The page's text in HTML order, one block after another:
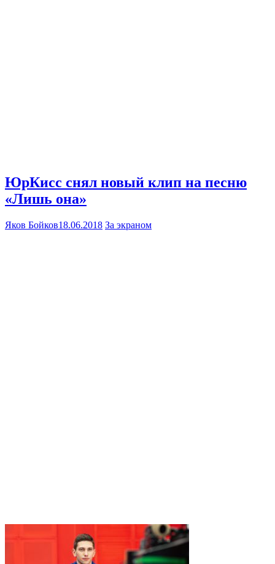
ЮрКисс снял новый клип на песню
«Лишь она»
Яков Бойков18.06.2018 За экраном